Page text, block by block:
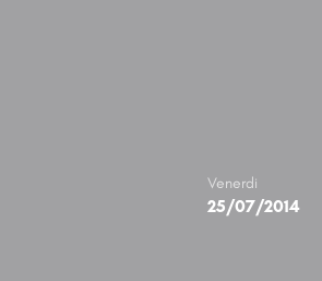
Venerdi
25/07/2014